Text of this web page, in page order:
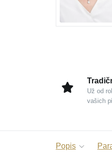
Už od
vašich
Popis